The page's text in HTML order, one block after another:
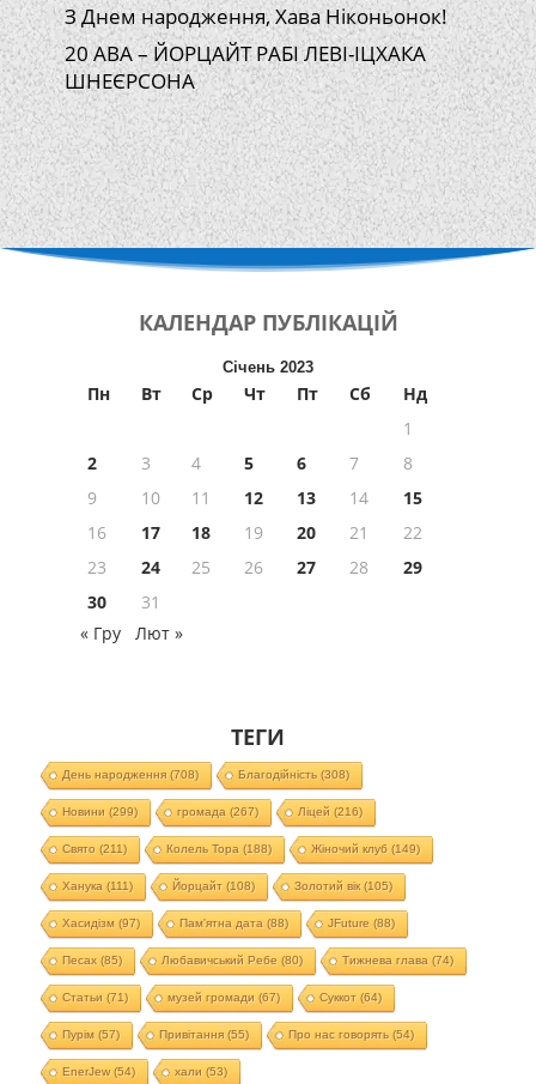
З Днем народження, Хава Ніконьонок!
20 АВА – ЙОРЦАЙТ РАБІ ЛЕВІ-ІЦХАКА
ШНЕЄРСОНА
КАЛЕНДАР ПУБЛІКАЦІЙ
Січень 2023
Пн Вт Ср Чт Пт Сб
Нд
1
2
3 4 5 6 7
8
9
10 11 12 13 14
15
16
17 18 19 20 21
22
23
24 25 26 27 28
29
30
31
« Гру
Лют »
ТЕГИ
День народження(708) Благодійність (308)
Новини (299) громада (267) Ліцей (216)
Свято (211) Колель Тора (188) Жіночий клуб (149)
Ханука (111) Йорцайт (108) Золотий вік(105)
Хасидізм (97) Пам'ятна дата (88) JFuture (88)
Песах(85) Любавичський Ребе (80) Тижнева глава (74)
Статьи (71) музей громади (67) Суккот (64)
Пурім (57) Привітання(55) Про нас говорять (54)
EnerJew(54) хали (53)